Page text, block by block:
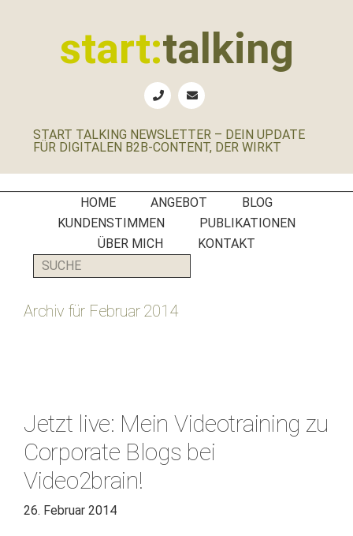
start:talking
B2B-
Social
Media
Manager
PR-
Agenturen
START TALKING NEWSLETTER – DEIN UPDATE
FÜR DIGITALEN B2B-CONTENT, DER WIRKT
HOME ANGEBOT
BLOG
KUNDENSTIMMEN
PUBLIKATIONEN
ÜBER MICH
KONTAKT
SUCHE
Archiv für Februar 2014
Jetzt live: Mein Videotraining zu
Corporate Blogs bei
Video2brain!
26. Februar 2014